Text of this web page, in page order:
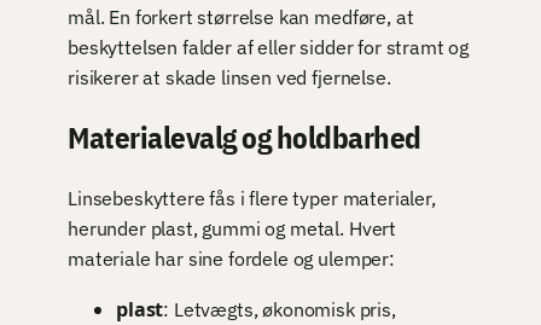
mål. En forkert størrelse kan medføre, at
beskyttelsen falder af eller sidder for stramt og
risikerer at skade linsen ved fjernelse.
Materialevalg og holdbarhed
Linsebeskyttere fås i flere typer materialer,
herunder plast, gummi og metal. Hvert
materiale har sine fordele og ulemper:
plast: Letvægts, økonomisk pris,